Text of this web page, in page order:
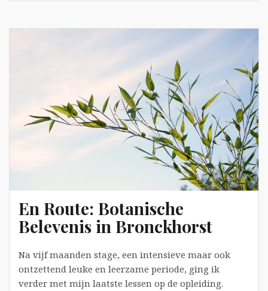
En Route: Botanische
Belevenis in Bronckhorst
Na vijf maanden stage, een intensieve maar ook
ontzettend leuke en leerzame periode, ging ik
verder met mijn laatste lessen op de opleiding.